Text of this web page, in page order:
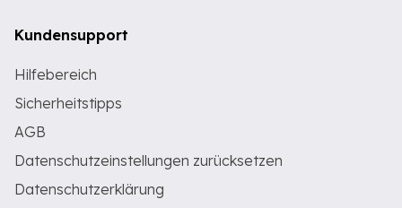
Kundensupport
Hilfebereich
Sicherheitstipps
AGB
Datenschutzeinstellungen zurücksetzen
Datenschutzerklärung